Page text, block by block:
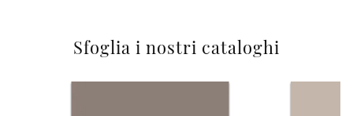
Sfoglia i nostri cataloghi